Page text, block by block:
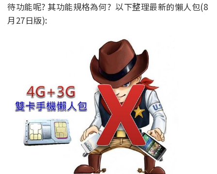
待功能呢? 其功能規格為何? 以下整理最新的懶人包(8
月27日版):